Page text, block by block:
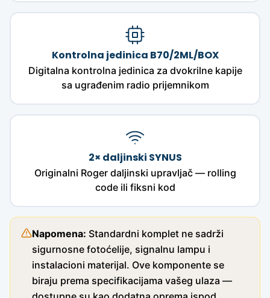
Kontrolna jedinica B70/2ML/BOX
Digitalna kontrolna jedinica za dvokrilne kapije
sa ugrađenim radio prijemnikom
2× daljinski SYNUS
Originalni Roger daljinski upravljač — rolling
code ili fiksni kod
Napomena: Standardni komplet ne sadrži
sigurnosne fotoćelije, signalnu lampu i
instalacioni materijal. Ove komponente se
biraju prema specifikacijama vašeg ulaza —